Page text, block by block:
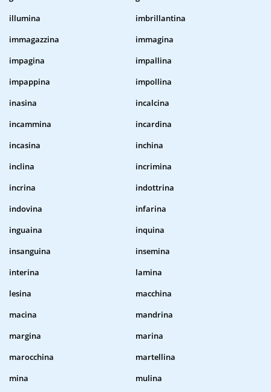
illumina
imbrillantina
immagazzina
immagina
impagina
impallina
impappina
impollina
inasina
incalcina
incammina
incardina
incasina
inchina
inclina
incrimina
incrina
indottrina
indovina
infarina
inguaina
inquina
insanguina
insemina
interina
lamina
lesina
macchina
macina
mandrina
margina
marina
marocchina
martellina
mina
mulina